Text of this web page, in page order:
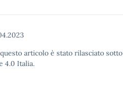
articolo è stato rilasciato sotto
4.0 Italia.